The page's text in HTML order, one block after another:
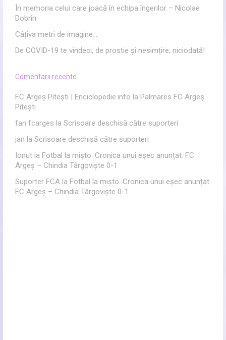
În memoria celui care joacă în echipa îngerilor – Nicolae
Dobrin
Câțiva metri de imagine…
De COVID-19 te vindeci, de prostie și nesimțire, niciodată!
Comentarii recente
FC Argeș Pitești | Enciclopedie.info la Palmares FC Argeș
Pitești
fan fcarges la Scrisoare deschisă către suporteri
jan la Scrisoare deschisă către suporteri
Ionutla Fotbal la mișto. Cronica unui eșec anunțat: FC
Argeș – Chindia Târgoviște 0-1
Suporter FCAla Fotbal la mișto. Cronica unui eșec anunțat:
FC Argeș – Chindia Târgoviște 0-1